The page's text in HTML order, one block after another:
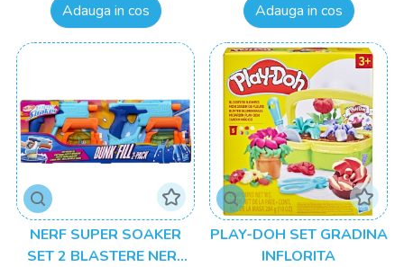
Adauga in cos
Adauga in cos
NERF SUPER SOAKER
SET 2 BLASTERE NERF
PLAY-DOH SET GRADINA
INFLORITA